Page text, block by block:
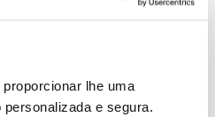
lhe uma
e segura.